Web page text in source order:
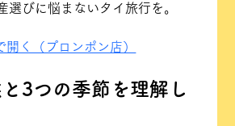
選びに悩まないタイ旅行を。
く（プロンポン店）
3つの季節を理解し